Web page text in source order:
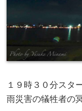
１９時３０分スタ
雨災害の犠牲者の